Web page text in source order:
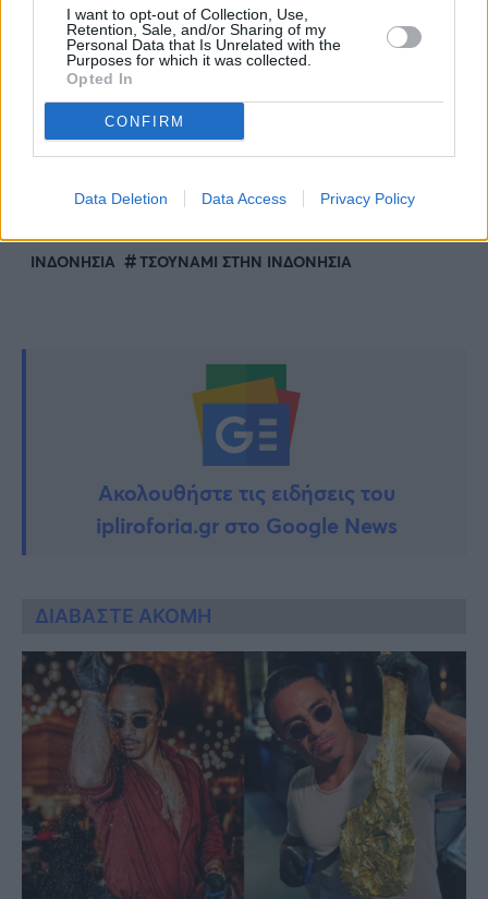
I want to opt-out of Collection, Use,
Retention, Sale, and/or Sharing of my
Personal Data that Is Unrelated with the
Purposes for which it was collected.
Opted In
CONFIRM
Data Deletion Data Access Privacy Policy
pic.twitter.com/tjuJRWgbkG
— EMSC (@LastQuake)November 18,
2022
ΕΣΤΙΑΚΟ ΒΑΘΟΣ ΣΕΙΣΜΟΥ ΣΤΗΝ ΙΝΔΟΝΗΣΙΑ
ΙΝΔΟΝΗΣΙΑ
ΤΣΟΥΝΑΜΙ ΣΤΗΝ ΙΝΔΟΝΗΣΙΑ
Ακολουθήστε τις ειδήσεις του
ipliroforia.gr στο Google News
ΔΙΑΒΑΣΤΕ ΑΚΟΜΗ